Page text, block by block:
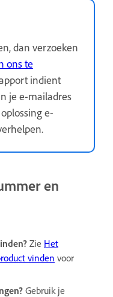
dan verzoeken
ons te
indient
je e-mailadres
e-
en
Zie Het
vinden voor
Gebruik je